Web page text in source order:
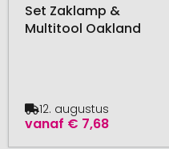
Set Zaklamp &
Multitool Oakland
vanaf € 7,68
12. augustus